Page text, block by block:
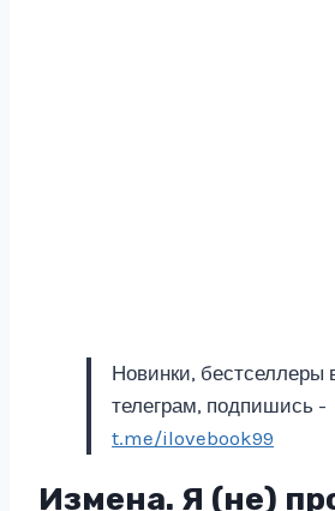
Новинки, бестселлеры
телеграм, подпишись -
t.me/ilovebook99
Измена. Я (не)